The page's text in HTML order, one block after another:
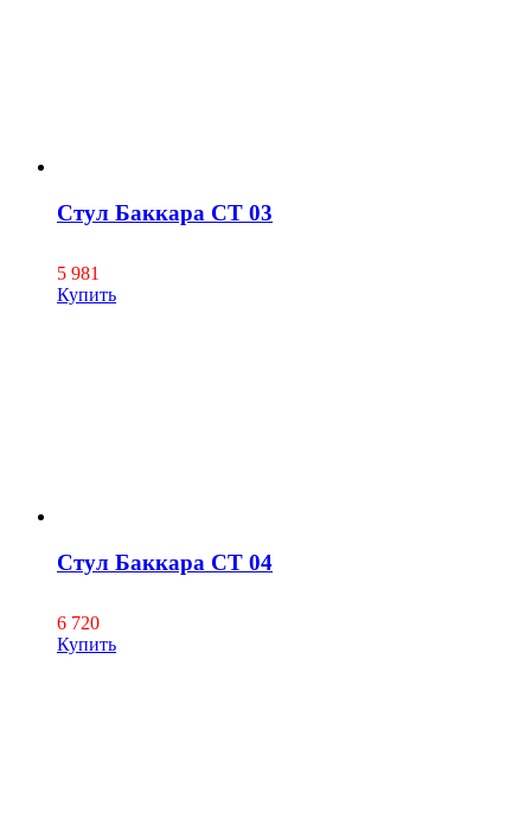
Стул Баккара СТ 03
5 981
Купить
Стул Баккара СТ 04
6 720
Купить